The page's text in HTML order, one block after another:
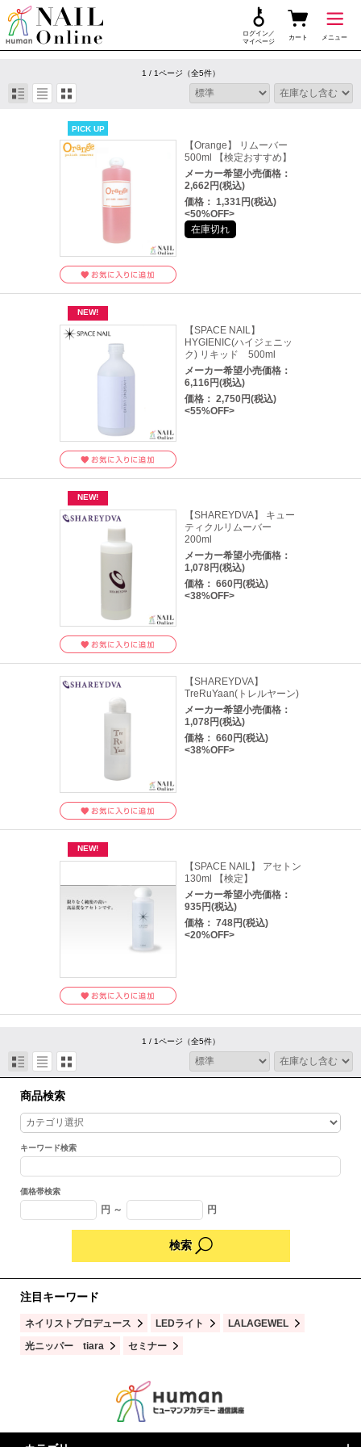
メニュー
カート
ログイン／
マイページ
1 / 1ページ （全5件）
PICK UP
【Orange】 リムーバー
500ml 【検定おすすめ】
メーカー希望小売価格：
2,662円(税込)
価格： 1,331円(税込)
<50%OFF>
在庫切れ
【SPACE NAIL】
HYGIENIC(ハイジェニッ
ク) リキッド 500ml
メーカー希望小売価格：
6,116円(税込)
価格： 2,750円(税込)
<55%OFF>
【SHAREYDVA】 キュー
ティクルリムーバー
200ml
メーカー希望小売価格：
1,078円(税込)
価格： 660円(税込)
<38%OFF>
【SHAREYDVA】
TreRuYaan(トレルヤーン)
メーカー希望小売価格：
1,078円(税込)
価格： 660円(税込)
<38%OFF>
【SPACE NAIL】 アセトン
130ml 【検定】
メーカー希望小売価格：
935円(税込)
価格： 748円(税込)
<20%OFF>
1 / 1ページ （全5件）
商品検索
キーワード検索
価格帯検索
円 ～ 円
注目キーワード
ネイリストプロデュース LEDライト LALAGEWEL
光ニッパー tiara セミナー